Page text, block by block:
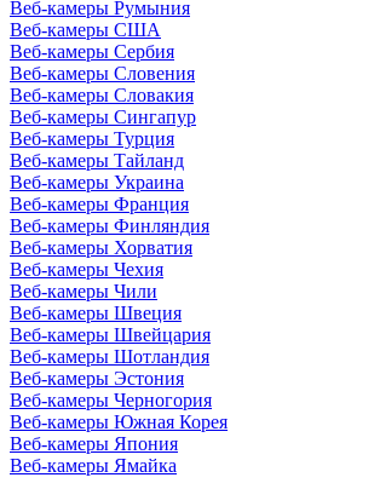
Веб-камеры Румыния
Веб-камеры США
Веб-камеры Сербия
Веб-камеры Словения
Веб-камеры Словакия
Веб-камеры Сингапур
Веб-камеры Турция
Веб-камеры Тайланд
Веб-камеры Украина
Веб-камеры Франция
Веб-камеры Финляндия
Веб-камеры Хорватия
Веб-камеры Чехия
Веб-камеры Чили
Веб-камеры Швеция
Веб-камеры Швейцария
Веб-камеры Шотландия
Веб-камеры Эстония
Веб-камеры Черногория
Веб-камеры Южная Корея
Веб-камеры Япония
Веб-камеры Ямайка